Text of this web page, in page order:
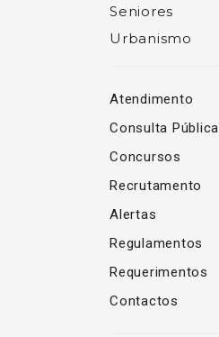
Seniores
Urbanismo
Atendimento
Consulta Pública
Concursos
Recrutamento
Alertas
Regulamentos
Requerimentos
Contactos